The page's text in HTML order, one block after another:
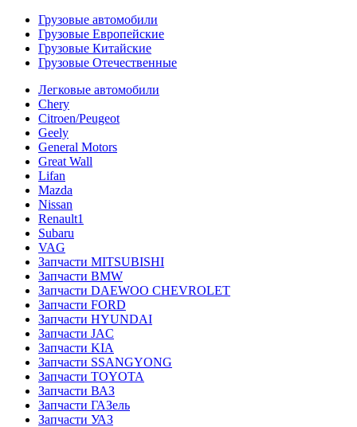
Грузовые автомобили
Грузовые Европейские
Грузовые Китайские
Грузовые Отечественные
Легковые автомобили
Chery
Citroen/Peugeot
Geely
General Motors
Great Wall
Lifan
Mazda
Nissan
Renault1
Subaru
VAG
Запчасти MITSUBISHI
Запчасти BMW
Запчасти DAEWOO CHEVROLET
Запчасти FORD
Запчасти HYUNDAI
Запчасти JAC
Запчасти KIA
Запчасти SSANGYONG
Запчасти TOYOTA
Запчасти ВАЗ
Запчасти ГАЗель
Запчасти УАЗ